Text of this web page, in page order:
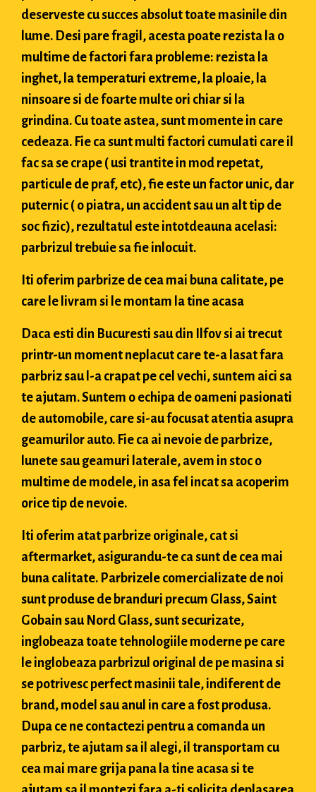
deserveste cu succes absolut toate masinile din
lume. Desi pare fragil, acesta poate rezista la o
multime de factori fara probleme: rezista la
inghet, la temperaturi extreme, la ploaie, la
ninsoare si de foarte multe ori chiar si la
grindina. Cu toate astea, sunt momente in care
cedeaza. Fie ca sunt multi factori cumulati care il
fac sa se crape ( usi trantite in mod repetat,
particule de praf, etc), fie este un factor unic, dar
puternic ( o piatra, un accident sau un alt tip de
soc fizic), rezultatul este intotdeauna acelasi:
parbrizul trebuie sa fie inlocuit.
Iti oferim parbrize de cea mai buna calitate, pe
care le livram si le montam la tine acasa
Daca esti din Bucuresti sau din Ilfov si ai trecut
printr-un moment neplacut care te-a lasat fara
parbriz sau l-a crapat pe cel vechi, suntem aici sa
te ajutam. Suntem o echipa de oameni pasionati
de automobile, care si-au focusat atentia asupra
geamurilor auto. Fie ca ai nevoie de parbrize,
lunete sau geamuri laterale, avem in stoc o
multime de modele, in asa fel incat sa acoperim
orice tip de nevoie.
Iti oferim atat parbrize originale, cat si
aftermarket, asigurandu-te ca sunt de cea mai
buna calitate. Parbrizele comercializate de noi
sunt produse de branduri precum Glass, Saint
Gobain sau Nord Glass, sunt securizate,
inglobeaza toate tehnologiile moderne pe care
le inglobeaza parbrizul original de pe masina si
se potrivesc perfect masinii tale, indiferent de
brand, model sau anul in care a fost produsa.
Dupa ce ne contactezi pentru a comanda un
parbriz, te ajutam sa il alegi, il transportam cu
cea mai mare grija pana la tine acasa si te